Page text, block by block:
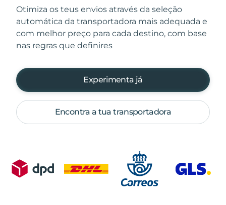
Otimiza os teus envios através da seleção
automática da transportadora mais adequada e
com melhor preço para cada destino, com base
nas regras que definires
Experimenta já
Encontra a tua transportadora